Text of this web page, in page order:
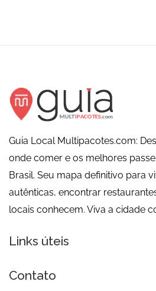
Guia Local Multipacotes.com:
onde comer e os melhores
Brasil. Seu mapa definitivo para
autênticas, encontrar
locais conhecem. Viva a cidade
Links úteis
Contato